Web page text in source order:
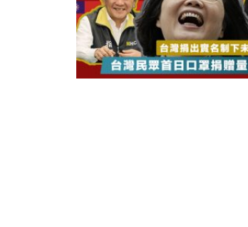
14:50 地產｜大酒店中期轉
13:12 國際｜特朗普赴洛杉
12:30 財經｜香港7月PMI
11:40 財經｜黑石傳再籌逾
10:57 財經｜美商務部擬擴